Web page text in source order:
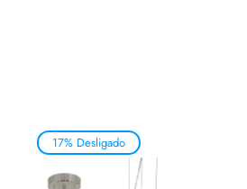
17% Desligado